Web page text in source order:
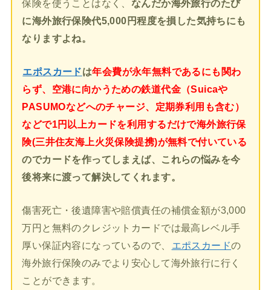
保険を使うことはなく、 なんだか海外旅行のたび
に海外旅行保険代5,000円程度を損した気持ちにも
なりますよね。
エポスカードは年会費が永年無料であるにも関わ
らず、空港に向かうための鉄道代金（Suicaや
PASUMOなどへのチャージ、定期券利用も含む）
などで1円以上カードを利用するだけで海外旅行保
険(三井住友海上火災保険提携)が無料で付いている
のでカードを作ってしまえば、これらの悩みを今
後将来に渡って解決してくれます。
傷害死亡・後遺障害や賠償責任の補償金額が3,000
万円と無料のクレジットカードでは最高レベル手
厚い保証内容になっているので、
エポスカードの
海外旅行保険のみでより安心して海外旅行に行く
ことができます。